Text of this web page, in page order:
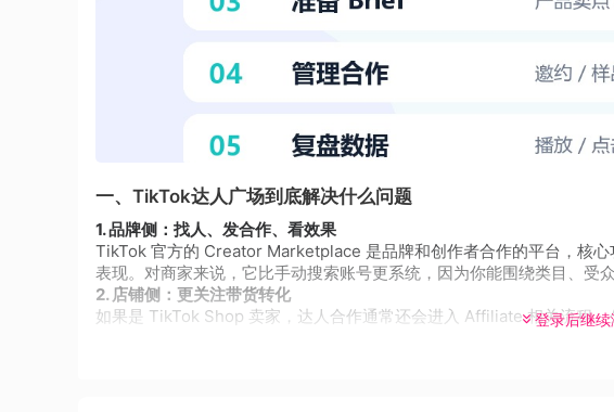
一、TikTok达人广场到底解决什么问题
1. 品牌侧：找人、发合作、看效果
TikTok 官方的 Creator Marketplace 是品牌和创作者合作的平台，核
表现。对商家来说，它比手动搜索账号更系统，因为你能围绕类目、受
2. 店铺侧：更关注带货转化
如果是 TikTok Shop 卖家，达人合作通常还会进入 Affiliate 相关流程
登录后继续